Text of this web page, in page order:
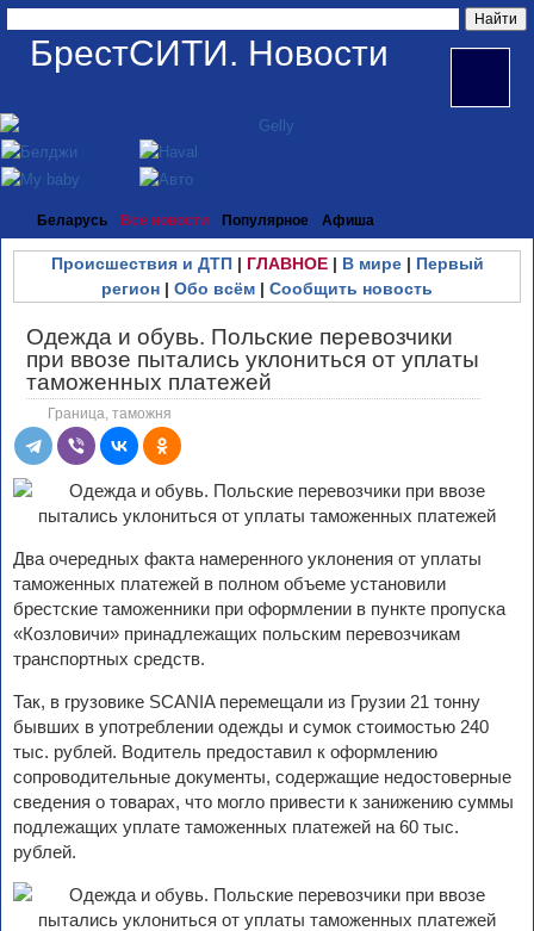
БрестСИТИ. Новости
Беларусь Все новости Популярное Афиша
Происшествия и ДТП| ГЛАВНОЕ| В мире| Первый
регион | Обо всём | Сообщить новость
Одежда и обувь. Польские перевозчики
при ввозе пытались уклониться от уплаты
таможенных платежей
Граница, таможня
Два очередных факта намеренного уклонения от уплаты
таможенных платежей в полном объеме установили
брестские таможенники при оформлении в пункте пропуска
«Козловичи» принадлежащих польским перевозчикам
транспортных средств.
Так, в грузовике SCANIA перемещали из Грузии 21 тонну
бывших в употреблении одежды и сумок стоимостью 240
тыс. рублей. Водитель предоставил к оформлению
сопроводительные документы, содержащие недостоверные
сведения о товарах, что могло привести к занижению суммы
подлежащих уплате таможенных платежей на 60 тыс.
рублей.